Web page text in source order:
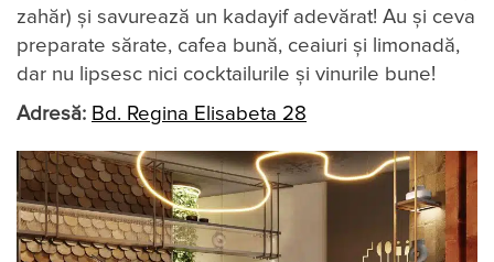
zahăr) și savurează un kadayif adevărat! Au și ceva
preparate sărate, cafea bună, ceaiuri și limonadă,
dar nu lipsesc nici cocktailurile și vinurile bune!
Adresă: Bd. Regina Elisabeta 28